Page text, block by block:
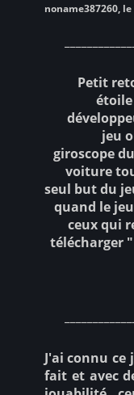
noname387260,
Petit
étoile
jeu
giroscope
voiture
seul but du
quand le
ceux qui
télécharger
J'ai connu ce
fait et avec